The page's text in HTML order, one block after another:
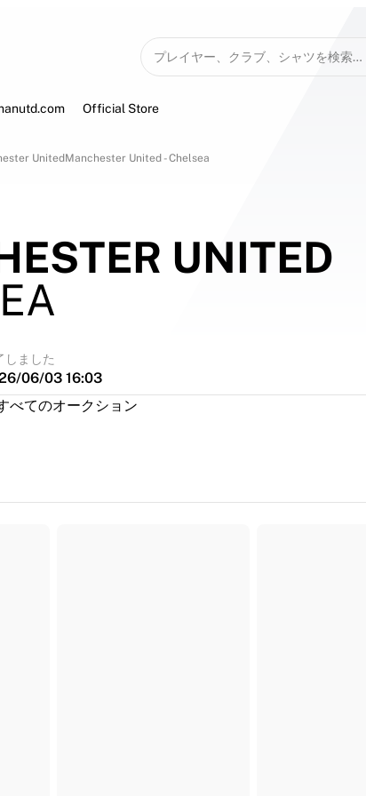
プレイヤー、クラブ、シャツを検索…
Official Store
UnitedManchester United - Chelsea
UNITED
しました
06/03 16:03
べてのオークション